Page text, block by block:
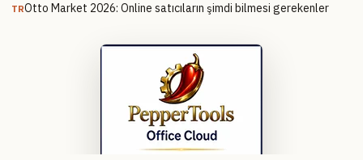
TROtto Market 2026: Online satıcıların şimdi bilmesi gerekenler